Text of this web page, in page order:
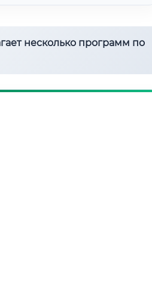
несколько программ по